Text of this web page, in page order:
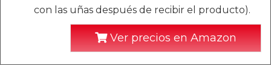
con las uñas después de recibir el producto).
Ver precios en Amazon